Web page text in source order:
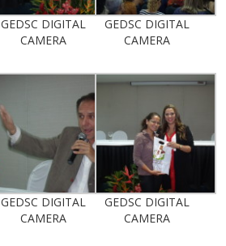
GEDSC DIGITAL
CAMERA
GEDSC DIGITAL
CAMERA
GEDSC DIGITAL
CAMERA
GEDSC DIGITAL
CAMERA